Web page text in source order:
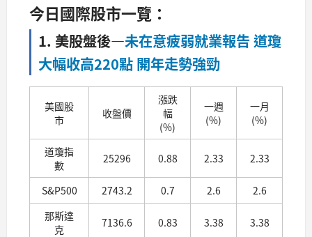
今日國際股市一覽：
1. 美股盤後—未在意疲弱就業報告 道瓊
大幅收高220點 開年走勢強勁
美國股
市
收盤價
漲跌
幅
(%)
一週
(%)
一月
(%)
道瓊指
數
25296 0.88 2.33 2.33
S&P500 2743.2 0.7 2.6
2.6
那斯達
克
7136.6 0.83 3.38 3.38